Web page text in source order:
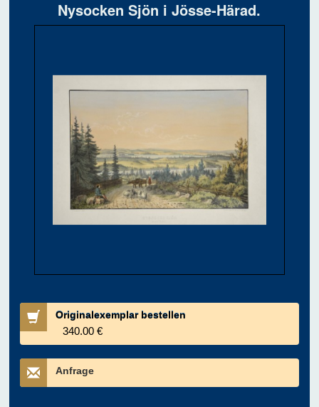
Nysocken Sjön i Jösse-Härad.
Originalexemplar bestellen
340.00 €
Anfrage